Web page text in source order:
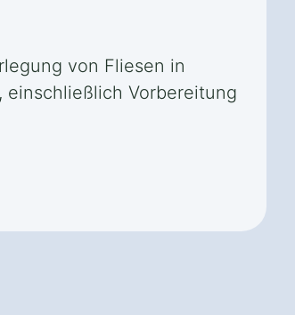
von Fliesen in
einschließlich Vorbereitung